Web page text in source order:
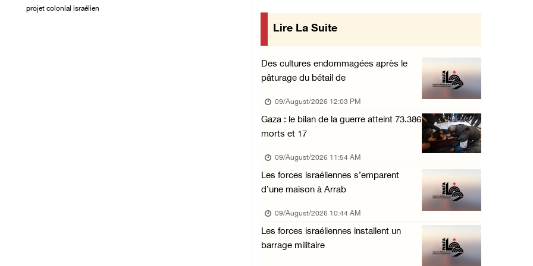
projet colonial israélien
Des colons attaquent le village d'Abu Falah
08/August/2026 07:40 PM
Plusieurs cas d’asphyxie lors du raid des fo ...
08/August/2026 06:16 PM
Une session du Conseil de sécurité sur la Ci ...
08/August/2026 05:15 PM
Un colon terroriste laisse son bétail dans l ...
08/August/2026 03:41 PM
Deux civils blessés lors d’une attaque menée ...
08/August/2026 02:54 PM
Le Président reçoit le conseil municipal de ...
mise en œuvre des décisions du Conseil
Central concernant les relations avec
Lire La Suite
Des cultures endommagées après le
pâturage du bétail de
09/August/2026 12:03 PM
Gaza : le bilan de la guerre atteint 73.386
morts et 17
09/August/2026 11:54 AM
Les forces israéliennes s’emparent
d’une maison à Arrab
09/August/2026 10:44 AM
Les forces israéliennes installent un
barrage militaire